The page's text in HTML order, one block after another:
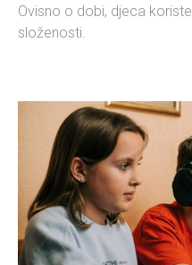
Ovisno o dobi, djeca
složenosti.